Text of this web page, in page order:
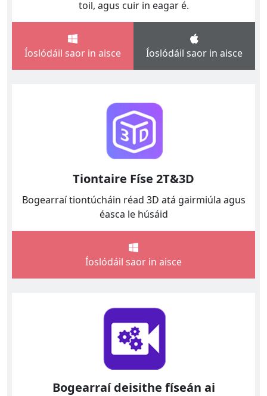
toil, agus cuir in eagar é.
Íoslódáil saor in aisce Íoslódáil saor in aisce
Tiontaire Físe 2T&3D
Bogearraí tiontúcháin réad 3D atá gairmiúla agus
éasca le húsáid
Íoslódáil saor in aisce
Bogearraí deisithe físeán ai